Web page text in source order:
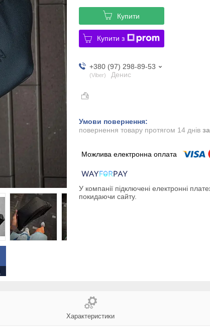
Купити
Купити з
+380 (97) 298-89-53
Viber Денис
повернення товару протягом 14 днів
У компанії підключені електронні
покидаючи сайту.
Характеристики